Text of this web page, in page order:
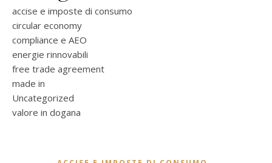
accise e imposte di consumo
circular economy
compliance e AEO
energie rinnovabili
free trade agreement
made in
Uncategorized
valore in dogana